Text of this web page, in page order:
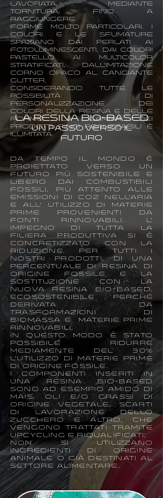
lavorata, mediante
tornitura, fino a
raggiungere
forme molto particolari. ​I
colori e le sfumature
spaziano dai perlati ai
fotoluminescenti, dai colori
pastello ai multicolor
stratificati, dall'imitazione
corno opaco al cangiante
glitter.
Considerando TUTTE le
possibilità di
personalizzazione DEI
COLORI DELLA RESINA e delle
forme, la gamma dei
prodotti finiti realizzabili è
illimitata.
La Resina Bio-Based
Un passo verso il
futuro
Da tempo il mondo è
proiettato verso un
futuro più sostenibile e
libero dai combustibili
fossili, più attento alle
emissioni di CO2 nell’aria
e all’ utilizzo di materie
prime provenienti da
fonti rinnovabili.
L’
impegno Di tutta la
filiera PRODUTTIVA si è
concretizzato con la
riduzione, Per tutti i
nostri prodotti, di una
percentuale di resina di
origine fossile e la
sostituzione con la
nuova Resina Bio-Based,
ecosostenibile perché
DERIVATA DA
TRASFORMAZIONI DI
biomassa e materie prime
rinnovabili;
In questo modo è stato
possibile ridurre
mediamente del 30%
l’utilizzo di materie prime
di origine fossile.
I componenti inseriti in
una Resina Bio-Based
sono ad esempio amido di
mais, oli e/o grassi di
origine vegetale, scarti
di lavorazione dello
zucchero e altro, che
vengono trattati tramite
upcycling e riqualificati;
Non si utilizzano
ingredienti di origine
animale o già destinati al
settore alimentare.